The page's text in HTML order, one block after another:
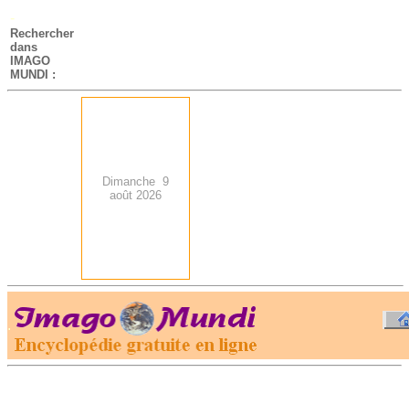
-
Rechercher
dans
IMAGO
MUNDI :
Dimanche 9
août 2026
.